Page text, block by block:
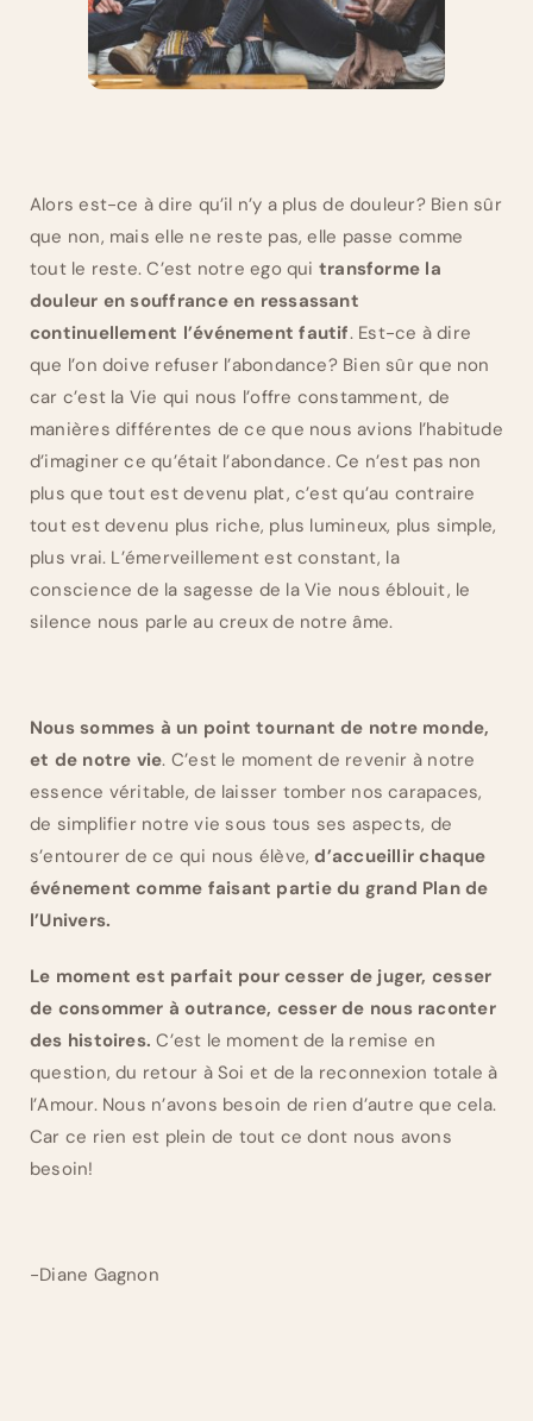
Alors est-ce à dire qu’il n’y a plus de douleur? Bien sûr
que non, mais elle ne reste pas, elle passe comme
tout le reste. C’est notre ego qui transforme la
douleur en souffrance en ressassant
continuellement l’événement fautif. Est-ce à dire
que l’on doive refuser l’abondance? Bien sûr que non
car c’est la Vie qui nous l’offre constamment, de
manières différentes de ce que nous avions l’habitude
d’imaginer ce qu’était l’abondance. Ce n’est pas non
plus que tout est devenu plat, c’est qu’au contraire
tout est devenu plus riche, plus lumineux, plus simple,
plus vrai. L’émerveillement est constant, la
conscience de la sagesse de la Vie nous éblouit, le
silence nous parle au creux de notre âme.
Nous sommes à un point tournant de notre monde,
et de notre vie. C’est le moment de revenir à notre
essence véritable, de laisser tomber nos carapaces,
de simplifier notre vie sous tous ses aspects, de
s’entourer de ce qui nous élève,d’accueillir chaque
événement comme faisant partie du grand Plan de
l’Univers.
Le moment est parfait pour cesser de juger, cesser
de consommer à outrance, cesser de nous raconter
des histoires. C’est le moment de la remise en
question, du retour à Soi et de la reconnexion totale à
l’Amour. Nous n’avons besoin de rien d’autre que cela.
Car ce rien est plein de tout ce dont nous avons
besoin!
-Diane Gagnon